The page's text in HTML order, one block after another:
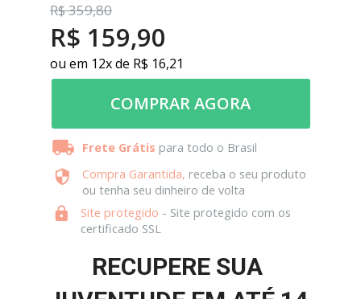
R$ 359,80
ou em 12x de R$ 16,21
R$ 159,90
COMPRAR AGORA
Compra Garantida, receba o seu produto
ou tenha seu dinheiro de volta
Site protegido - Site protegido com os
certificado SSL
Frete Grátis para todo o Brasil
RECUPERE SUA